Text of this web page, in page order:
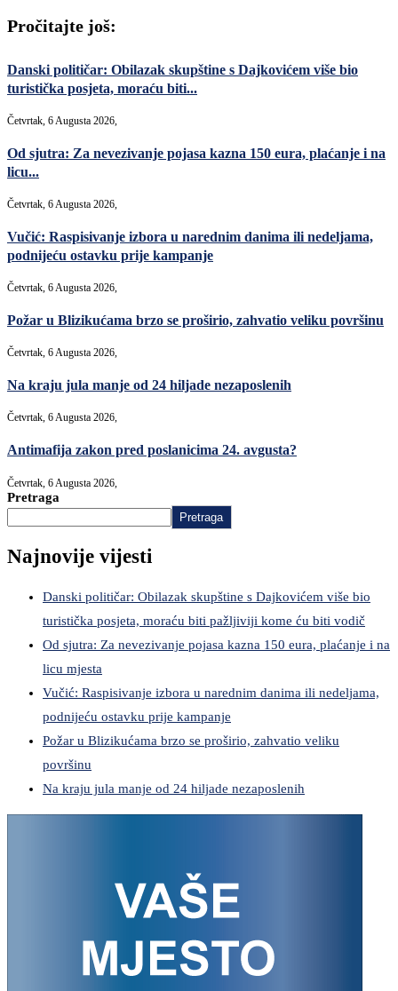
Pročitajte još:
Danski političar: Obilazak skupštine s Dajkovićem više bio
turistička posjeta, moraću biti...
Četvrtak, 6 Augusta 2026,
Od sjutra: Za nevezivanje pojasa kazna 150 eura, plaćanje i na
licu...
Četvrtak, 6 Augusta 2026,
Vučić: Raspisivanje izbora u narednim danima ili nedeljama,
podnijeću ostavku prije kampanje
Četvrtak, 6 Augusta 2026,
Požar u Blizikućama brzo se proširio, zahvatio veliku površinu
Četvrtak, 6 Augusta 2026,
Na kraju jula manje od 24 hiljade nezaposlenih
Četvrtak, 6 Augusta 2026,
Antimafija zakon pred poslanicima 24. avgusta?
Četvrtak, 6 Augusta 2026,
Pretraga
Pretraga
Najnovije vijesti
Danski političar: Obilazak skupštine s Dajkovićem više bio
turistička posjeta, moraću biti pažljiviji kome ću biti vodič
Od sjutra: Za nevezivanje pojasa kazna 150 eura, plaćanje i na
licu mjesta
Vučić: Raspisivanje izbora u narednim danima ili nedeljama,
podnijeću ostavku prije kampanje
Požar u Blizikućama brzo se proširio, zahvatio veliku
površinu
Na kraju jula manje od 24 hiljade nezaposlenih